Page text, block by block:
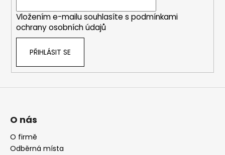
Vložením e-mailu souhlasíte s podmínkami
ochrany osobních údajů
PŘIHLÁSIT SE
O nás
O firmě
Odběrná místa